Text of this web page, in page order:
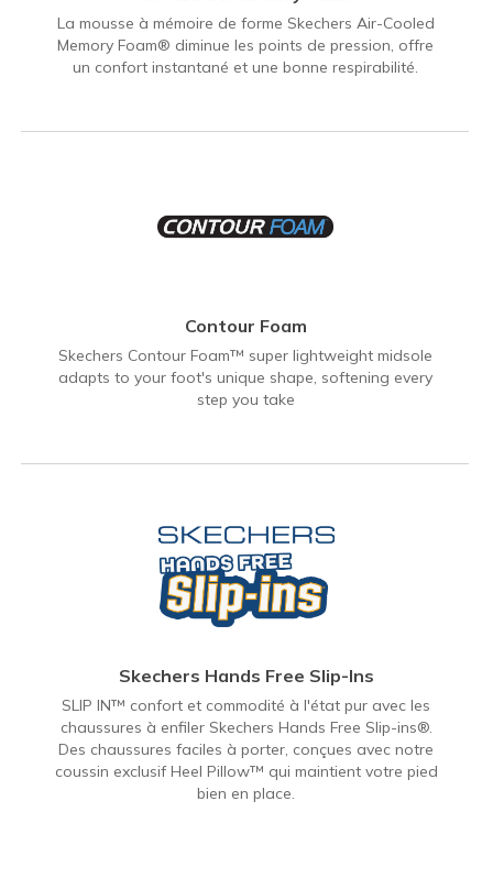
La mousse à mémoire de forme Skechers Air-Cooled
Memory Foam® diminue les points de pression, offre
un confort instantané et une bonne respirabilité.
Contour Foam
Skechers Contour Foam™ super lightweight midsole
adapts to your foot's unique shape, softening every
step you take
Skechers Hands Free Slip-Ins
SLIP IN™ confort et commodité à l'état pur avec les
chaussures à enfiler Skechers Hands Free Slip-ins®.
Des chaussures faciles à porter, conçues avec notre
coussin exclusif Heel Pillow™ qui maintient votre pied
bien en place.